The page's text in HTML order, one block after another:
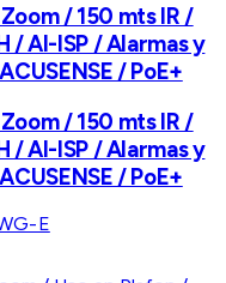
/ 150 mts IR /
/ AI-ISP / Alarmas y
/ PoE+
/ 150 mts IR /
/ AI-ISP / Alarmas y
/ PoE+
E